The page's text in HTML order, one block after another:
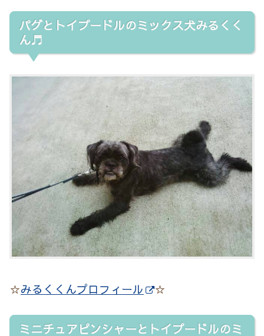
パグとトイプードルのミックス犬みるくく
ん♬
☆みるくくんプロフィール ☆
ミニチュアピンシャーとトイプードルのミ